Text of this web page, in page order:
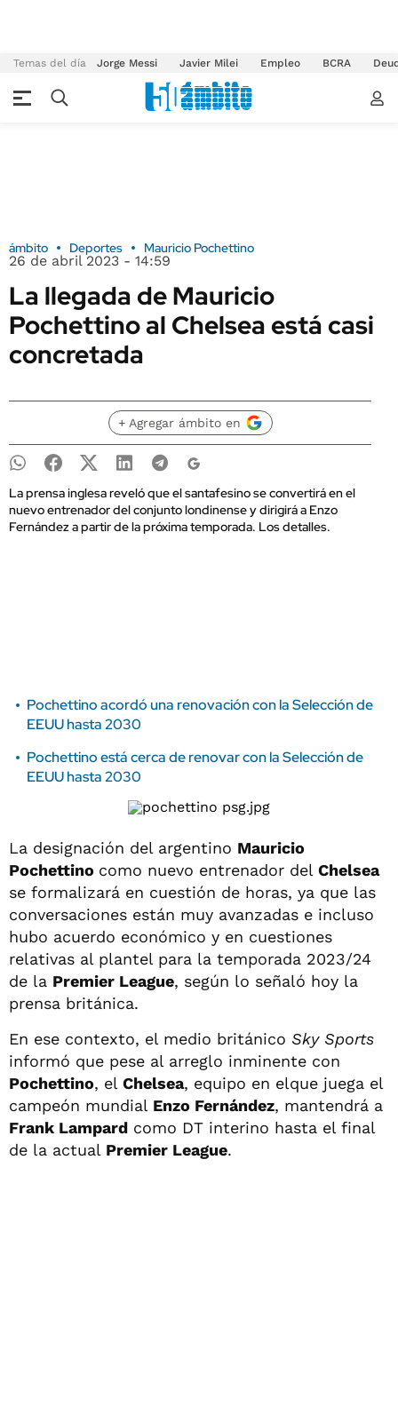
Temas del día Jorge Messi Javier Milei Empleo BCRA
ámbito Deportes Mauricio Pochettino
26 de abril 2023 - 14:59
La llegada de Mauricio
Pochettino al Chelsea está casi
concretada
+ Agregar ámbito en
La prensa inglesa reveló que el santafesino se convertirá en el
nuevo entrenador del conjunto londinense y dirigirá a Enzo
Fernández a partir de la próxima temporada. Los detalles.
Pochettino acordó una renovación con la Selección de
EEUU hasta 2030
Pochettino está cerca de renovar con la Selección de
EEUU hasta 2030
La designación del argentino Mauricio
Pochettino como nuevo entrenador del Chelsea
se formalizará en cuestión de horas, ya que las
conversaciones están muy avanzadas e incluso
hubo acuerdo económico y en cuestiones
relativas al plantel para la temporada 2023/24
de la Premier League, según lo señaló hoy la
prensa británica.
En ese contexto, el medio británico Sky Sports
informó que pese al arreglo inminente con
Pochettino, el Chelsea, equipo en elque juega el
campeón mundial Enzo Fernández, mantendrá a
Frank Lampard como DT interino hasta el final
de la actual Premier League.